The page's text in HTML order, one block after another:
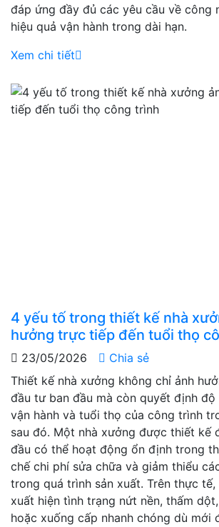
đáp ứng đầy đủ các yêu cầu về công
hiệu quả vận hành trong dài hạn.
Xem chi tiết
4 yếu tố trong thiết kế nhà
hưởng trực tiếp đến tuổi thọ
23/05/2026
Chia sẻ
Thiết kế nhà xưởng không chỉ ảnh
đầu tư ban đầu mà còn quyết định độ
vận hành và tuổi thọ của công trình
sau đó. Một nhà xưởng được thiết kế
đầu có thể hoạt động ổn định trong
chế chi phí sửa chữa và giảm thiểu
trong quá trình sản xuất. Trên thực
xuất hiện tình trạng nứt nền, thấm
hoặc xuống cấp nhanh chóng dù mới